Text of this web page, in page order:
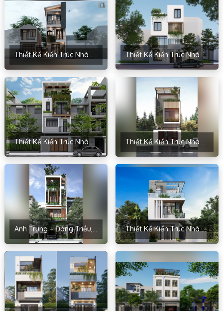
Thiết Kế Kiến Trúc Nhà Phố Tại Quảng Ninh Của Anh Hiếu Thiết Kế Kiến Trúc Nhà Phố 3 Tầng Anh Trung – Thái Bình
Thiết Kế Kiến Trúc Nhà Phố 3 Tầng Anh Hiếu – Hà Nam Thiết Kế Kiến Trúc Nhà 3 Tầng Anh Vũ – Cao Bằng
Anh Trung – Đông Triều, Quảng Ninh Thiết Kế Kiến Trúc Nhà 3 Tầng Cho Anh Quân – Ninh Giang, Hải Dương